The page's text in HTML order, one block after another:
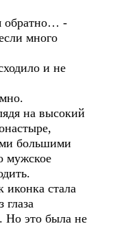
-
много
и не
на высокий
большими
мужское
стала
глаза
Но это была не